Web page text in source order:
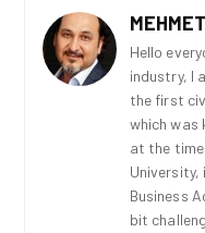
Hello
industry, I
the first
which was
at the time
University,
Business
bit